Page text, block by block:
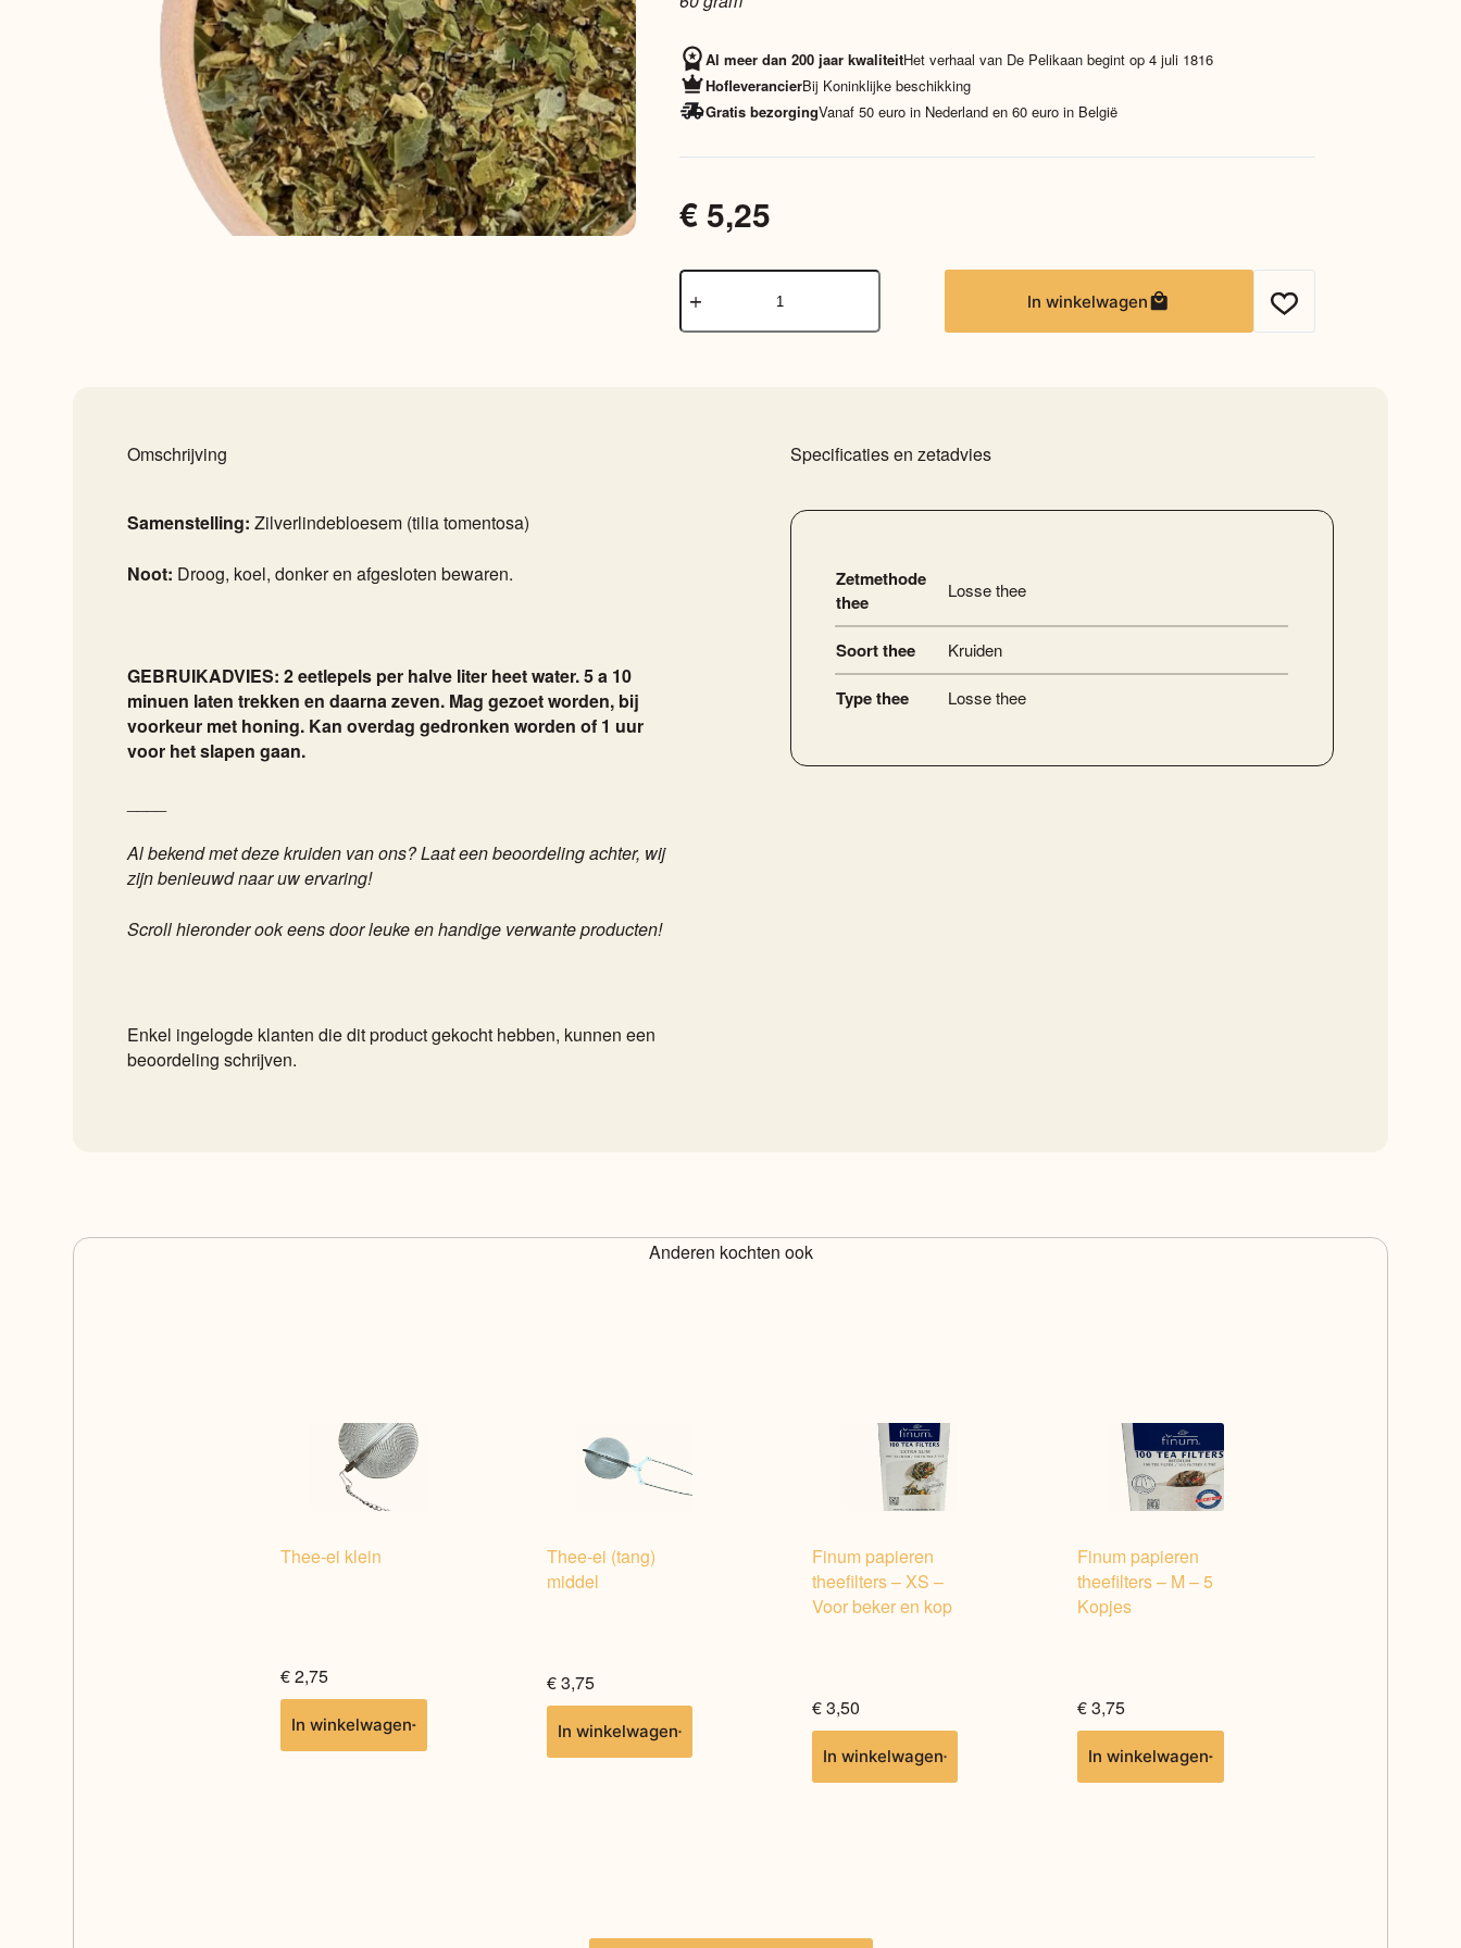
Al meer dan 200 jaar kwaliteitHet verhaal van De Pelikaan begint op 4 juli 1816
HofleverancierBij Koninklijke beschikking
Gratis bezorgingVanaf 50 euro in Nederland en 60 euro in België
€5,25
Lindebloesem
aantal
In winkelwagen
Omschrijving
Samenstelling: Zilverlindebloesem (tilia tomentosa)
Noot: Droog, koel, donker en afgesloten bewaren.
GEBRUIKADVIES: 2 eetlepels per halve liter heet water. 5 a 10
minuen laten trekken en daarna zeven. Mag gezoet worden, bij
voorkeur met honing. Kan overdag gedronken worden of 1 uur
voor het slapen gaan.
Al bekend met deze kruiden van ons? Laat een beoordeling achter, wij
zijn benieuwd naar uw ervaring!
Scroll hieronder ook eens door leuke en handige verwante producten!
Enkel ingelogde klanten die dit product gekocht hebben, kunnen een
beoordeling schrijven.
Specificaties en zetadvies
Zetmethode
thee
Losse thee
Soort thee Kruiden
Type thee Losse thee
Anderen kochten ook
Thee-ei klein
€2,75
In winkelwagen
Thee-ei (tang)
middel
€3,75
In winkelwagen
Finum papieren
theefilters – XS –
Voor beker en kop
€3,50
In winkelwagen
Finum papieren
theefilters – M – 5
Kopjes
€3,75
In winkelwagen